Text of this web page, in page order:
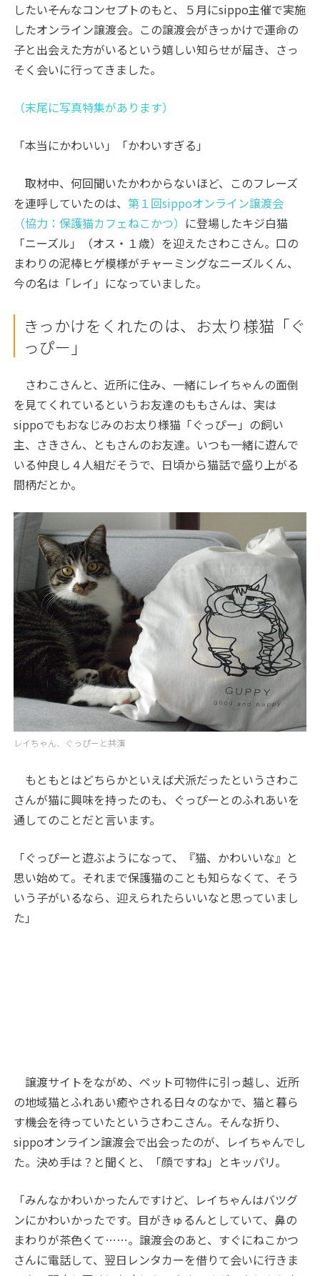
したい――そんなコンセプトのもと、５月にsippo主催で実施
したオンライン譲渡会。この譲渡会がきっかけで運命の
子と出会えた方がいるという嬉しい知らせが届き、さっ
そく会いに行ってきました。
（末尾に写真特集があります）
「本当にかわいい」「かわいすぎる」
取材中、何回聞いたかわからないほど、このフレーズ
を連呼していたのは、第１回sippoオンライン譲渡会
（協力：保護猫カフェねこかつ） に登場したキジ白猫
「ニーズル」（オス・１歳）を迎えたさわこさん。口の
まわりの泥棒ヒゲ模様がチャーミングなニーズルくん、
今の名は「レイ」になっていました。
きっかけをくれたのは、お太り様猫「ぐ
っぴー」
さわこさんと、近所に住み、一緒にレイちゃんの面倒
を見てくれているというお友達のももさんは、実は
sippoでもおなじみのお太り様猫「ぐっぴー」の飼い
主、さきさん、ともさんのお友達。いつも一緒に遊んで
いる仲良し４人組だそうで、日頃から猫話で盛り上がる
間柄だとか。
レイちゃん、ぐっぴーと共演
もともとはどちらかといえば犬派だったというさわこ
さんが猫に興味を持ったのも、ぐっぴーとのふれあいを
通してのことだと言います。
「ぐっぴーと遊ぶようになって、『猫、かわいいな』と
思い始めて。それまで保護猫のことも知らなくて、そう
いう子がいるなら、迎えられたらいいなと思っていまし
た」
譲渡サイトをながめ、ペット可物件に引っ越し、近所
の地域猫とふれあい癒やされる日々のなかで、猫と暮ら
す機会を待っていたというさわこさん。そんな折り、
sippoオンライン譲渡会で出会ったのが、レイちゃんでし
た。決め手は？と聞くと、「顔ですね」とキッパリ。
「みんなかわいかったんですけど、レイちゃんはバツグ
ンにかわいかったです。目がきゅるんとしていて、鼻の
まわりが茶色くて……。譲渡会のあと、すぐにねこかつ
さんに電話して、翌日レンタカーを借りて会いに行きま